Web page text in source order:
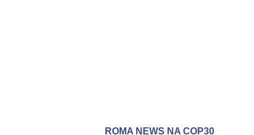
ROMA NEWS NA COP30